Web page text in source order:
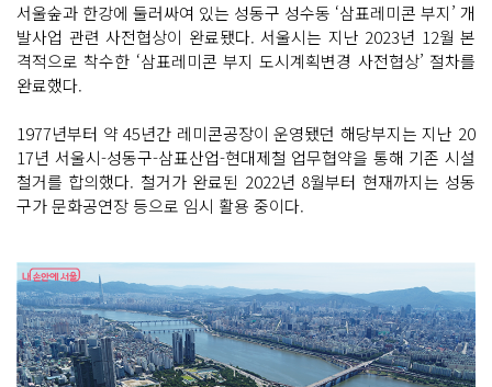
서울숲과 한강에 둘러싸여 있는 성동구 성수동 ‘삼표레미콘 부지’ 개
발사업 관련 사전협상이 완료됐다. 서울시는 지난 2023년 12월 본
격적으로 착수한 ‘삼표레미콘 부지 도시계획변경 사전협상’ 절차를
완료했다.
1977년부터 약 45년간 레미콘공장이 운영됐던 해당부지는 지난 20
17년 서울시-성동구-삼표산업-현대제철 업무협약을 통해 기존 시설
철거를 합의했다. 철거가 완료된 2022년 8월부터 현재까지는 성동
구가 문화공연장 등으로 임시 활용 중이다.